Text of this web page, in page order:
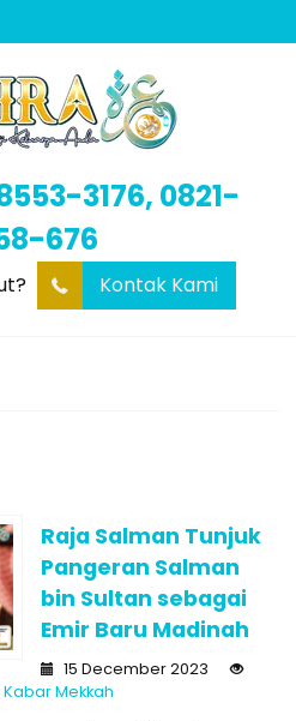
3176, 0821-
676
Kontak Kami
Raja Salman Tunjuk
Pangeran Salman
bin Sultan sebagai
Emir Baru Madinah
15 December 2023
Kabar Mekkah